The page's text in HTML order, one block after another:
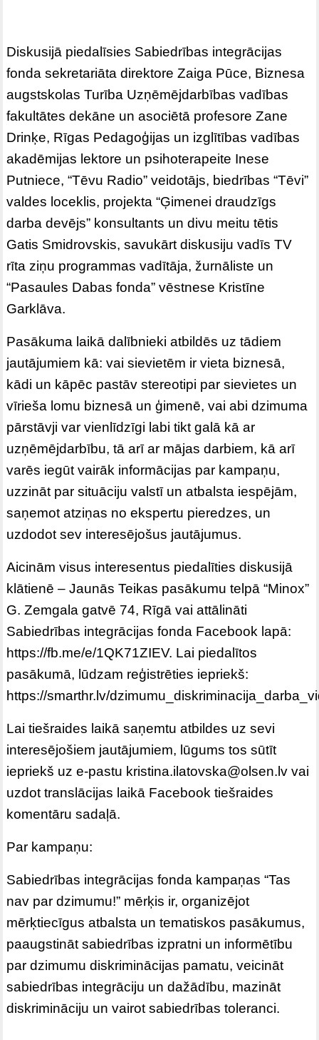
Diskusijā piedalīsies Sabiedrības integrācijas
fonda sekretariāta direktore Zaiga Pūce, Biznesa
augstskolas Turība Uzņēmējdarbības vadības
fakultātes dekāne un asociētā profesore Zane
Drinķe, Rīgas Pedagoģijas un izglītības vadības
akadēmijas lektore un psihoterapeite Inese
Putniece, “Tēvu Radio” veidotājs, biedrības “Tēvi”
valdes loceklis, projekta “Ģimenei draudzīgs
darba devējs” konsultants un divu meitu tētis
Gatis Smidrovskis, savukārt diskusiju vadīs TV
rīta ziņu programmas vadītāja, žurnāliste un
“Pasaules Dabas fonda” vēstnese Kristīne
Garklāva.
Pasākuma laikā dalībnieki atbildēs uz tādiem
jautājumiem kā: vai sievietēm ir vieta biznesā,
kādi un kāpēc pastāv stereotipi par sievietes un
vīrieša lomu biznesā un ģimenē, vai abi dzimuma
pārstāvji var vienlīdzīgi labi tikt galā kā ar
uzņēmējdarbību, tā arī ar mājas darbiem, kā arī
varēs iegūt vairāk informācijas par kampaņu,
uzzināt par situāciju valstī un atbalsta iespējām,
saņemot atziņas no ekspertu pieredzes, un
uzdodot sev interesējošus jautājumus.
Aicinām visus interesentus piedalīties diskusijā
klātienē – Jaunās Teikas pasākumu telpā “Minox”
G. Zemgala gatvē 74, Rīgā vai attālināti
Sabiedrības integrācijas fonda Facebook lapā:
https://fb.me/e/1QK71ZIEV. Lai piedalītos
pasākumā, lūdzam reģistrēties iepriekš:
https://smarthr.lv/
Lai tiešraides laikā saņemtu atbildes uz sevi
interesējošiem jautājumiem, lūgums tos sūtīt
iepriekš uz e-pastu kristina.ilatovska@olsen.lv vai
uzdot translācijas laikā Facebook tiešraides
komentāru sadaļā.
Par kampaņu:
Sabiedrības integrācijas fonda kampaņas “Tas
nav par dzimumu!” mērķis ir, organizējot
mērķtiecīgus atbalsta un tematiskos pasākumus,
paaugstināt sabiedrības izpratni un informētību
par dzimumu diskriminācijas pamatu, veicināt
sabiedrības integrāciju un dažādību, mazināt
diskrimināciju un vairot sabiedrības toleranci.